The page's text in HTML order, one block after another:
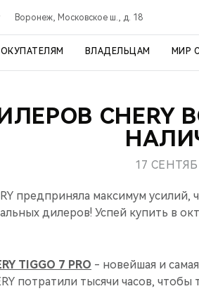
Воронеж, Московское ш., д. 18
ВЛАДЕЛЬЦАМ МИР
CHERY
17
предприняла максимум
дилеров! Успей купить в
TIGGO 7 PRO - новейшая и
потратили тысячи часов, чтобы